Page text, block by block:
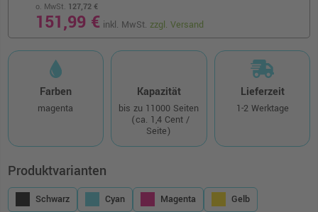
o. MwSt. 127,72 €
151,99 € inkl. MwSt.zzgl. Versand
Farben
magenta
Kapazität
bis zu 11000 Seiten
(ca. 1,4 Cent /
Seite)
Lieferzeit
1-2 Werktage
Produktvarianten
Schwarz Cyan Magenta
Gelb